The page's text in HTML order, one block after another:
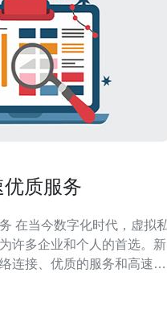
质服务
私
许多企业和个人的首选。新
连接、优质的服务和高速的
的地理位置，为VPS用户提